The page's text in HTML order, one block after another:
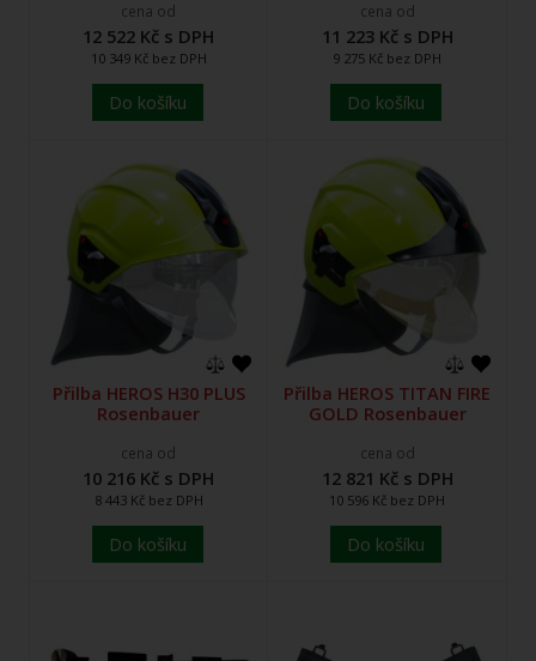
cena od
12 522 Kč s DPH
10 349 Kč bez DPH
Do košíku
cena od
11 223 Kč s DPH
9 275 Kč bez DPH
Do košíku
Přilba HEROS H30 PLUS
Rosenbauer
cena od
10 216 Kč s DPH
8 443 Kč bez DPH
Do košíku
Přilba HEROS TITAN FIRE
GOLD Rosenbauer
cena od
12 821 Kč s DPH
10 596 Kč bez DPH
Do košíku